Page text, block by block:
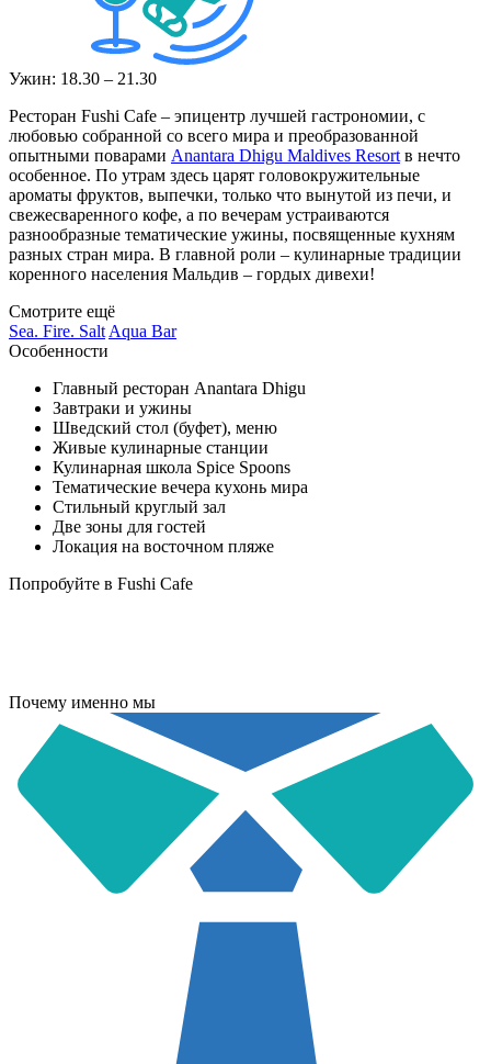
Ужин: 18.30 – 21.30
Ресторан Fushi Cafe – эпицентр лучшей гастрономии, с
любовью собранной со всего мира и преобразованной
опытными поварами Anantara Dhigu Maldives Resort в нечто
особенное. По утрам здесь царят головокружительные
ароматы фруктов, выпечки, только что вынутой из печи, и
свежесваренного кофе, а по вечерам устраиваются
разнообразные тематические ужины, посвященные кухням
разных стран мира. В главной роли – кулинарные традиции
коренного населения Мальдив – гордых дивехи!
Смотрите ещё
Sea. Fire. Salt Aqua Bar
Особенности
Главный ресторан Anantara Dhigu
Завтраки и ужины
Шведский стол (буфет), меню
Живые кулинарные станции
Кулинарная школа Spice Spoons
Тематические вечера кухонь мира
Стильный круглый зал
Две зоны для гостей
Локация на восточном пляже
Попробуйте в Fushi Cafe
Почему именно мы